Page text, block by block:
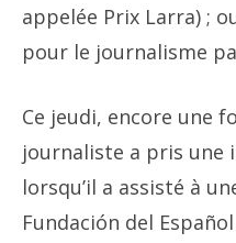
appelée Prix Larra) ;
pour le journalisme
Ce jeudi, encore une
journaliste a pris
lorsqu’il a assisté à
Fundación del